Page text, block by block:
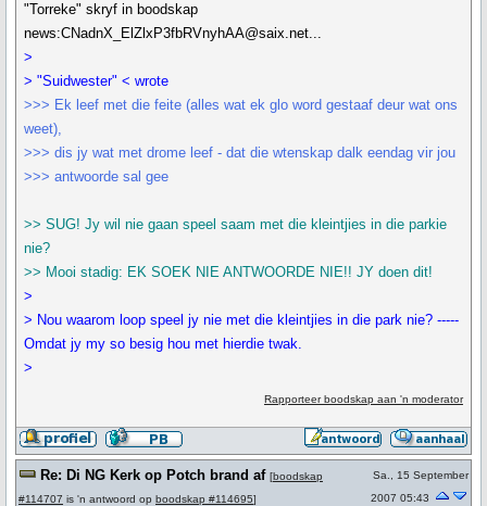
"Torreke" skryf in boodskap
news:CNadnX_ElZlxP3fbRVnyhAA@saix.net...
>
> "Suidwester" < wrote
>>> Ek leef met die feite (alles wat ek glo word gestaaf deur wat ons
weet),
>>> dis jy wat met drome leef - dat die wtenskap dalk eendag vir jou
>>> antwoorde sal gee
>> SUG! Jy wil nie gaan speel saam met die kleintjies in die parkie
nie?
>> Mooi stadig: EK SOEK NIE ANTWOORDE NIE!! JY doen dit!
>
> Nou waarom loop speel jy nie met die kleintjies in die park nie? -----
Omdat jy my so besig hou met hierdie twak.
>
Rapporteer boodskap aan 'n moderator
Re: Di NG Kerk op Potch brand af [boodskap
#114707 is 'n antwoord op boodskap #114695]
Sa., 15 September
2007 05:43